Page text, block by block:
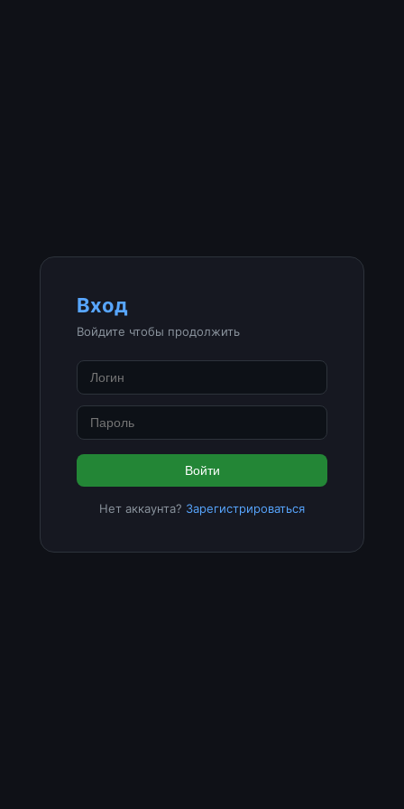
Вход
Войдите чтобы продолжить
Войти
Нет аккаунта? Зарегистрироваться